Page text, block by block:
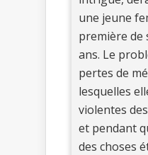
une jeune
première de
ans. Le
pertes de
lesquelles
violentes
et pendant
des choses